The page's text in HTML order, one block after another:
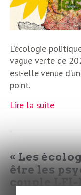
L’écologie
vague verte de
est-elle venue
point.
Lire la suite
« Les
être les
couple LFI-